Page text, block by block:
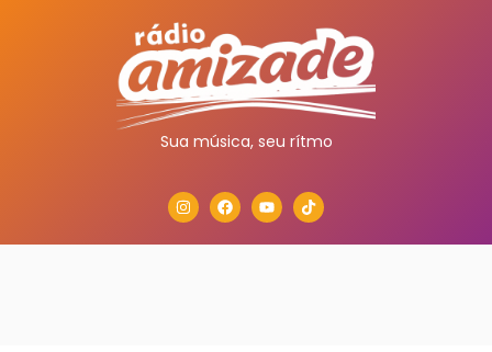
Sua música, seu rítmo